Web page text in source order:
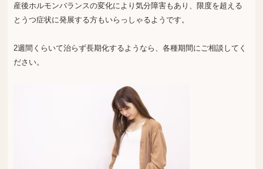
産後ホルモンバランスの変化により気分障害もあり、限度を超える
とうつ症状に発展する方もいらっしゃるようです。
2週間くらいて治らず長期化するようなら、各種期間にご相談してく
ださい。